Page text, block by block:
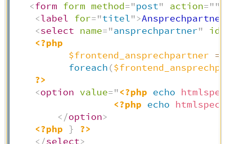
<form form method="post" action=""
<label for="titel">Ansprechpartner
<select name="ansprechpartner" id
<?php
$frontend_ansprechpartner =
foreach (
?>
<option value="<?php echo
<?php echo
</option>
<?php
}
?>
</select>